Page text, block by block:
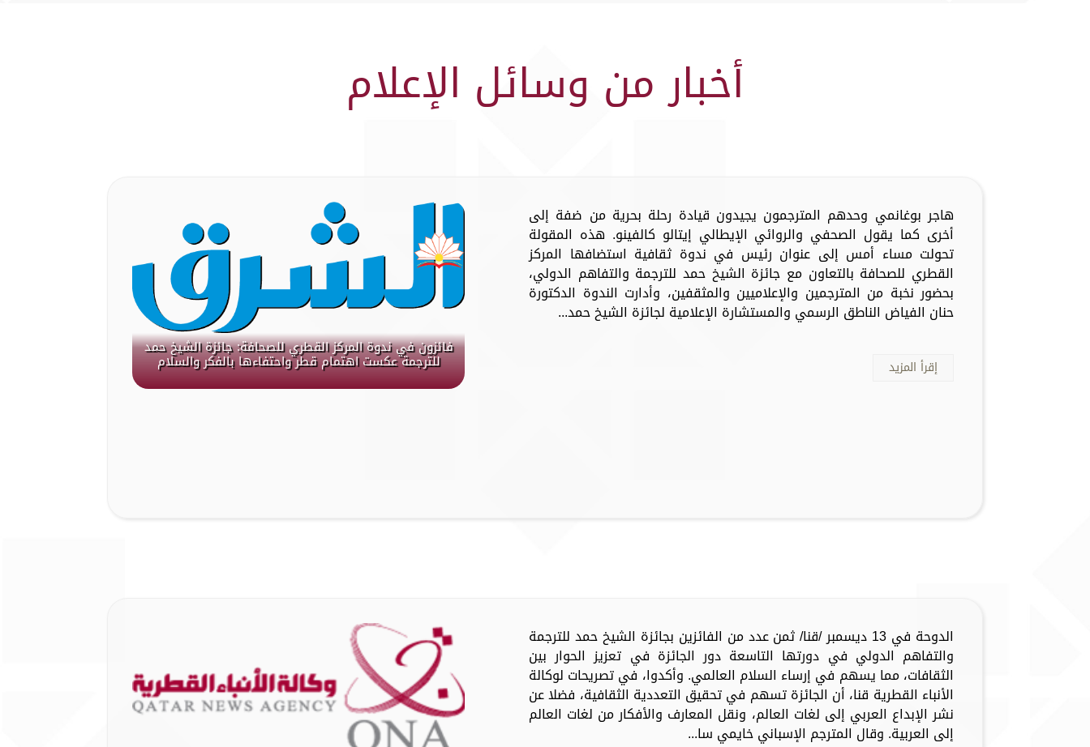
أخبار من وسائل الإعلام
فائزون في ندوة المركز القطري للصحافة: جائزة الشيخ حمد
للترجمة عكست اهتمام قطر واحتفاءها بالفكر والسلام
هاجر بوغانمي وحدهم المترجمون يجيدون قيادة رحلة بحرية من ضفة إلى
أخرى كما يقول الصحفي والروائي الإيطالي إيتالو كالفينو. هذه المقولة
تحولت مساء أمس إلى عنوان رئيس في ندوة ثقافية استضافها المركز
القطري للصحافة بالتعاون مع جائزة الشيخ حمد للترجمة والتفاهم الدولي،
بحضور نخبة من المترجمين والإعلاميين والمثقفين، وأدارت الندوة الدكتورة
حنان الفياض الناطق الرسمي والمستشارة الإعلامية لجائزة الشيخ حمد...
إقرأ المزيد
الدوحة في 13 ديسمبر /قنا/ ثمن عدد من الفائزين بجائزة الشيخ حمد للترجمة
والتفاهم الدولي في دورتها التاسعة دور الجائزة في تعزيز الحوار بين
الثقافات، مما يسهم في إرساء السلام العالمي. وأكدوا، في تصريحات لوكالة
الأنباء القطرية قنا، أن الجائزة تسهم في تحقيق التعددية الثقافية، فضلا عن
نشر الإبداع العربي إلى لغات العالم، ونقل المعارف والأفكار من لغات العالم
إلى العربية. وقال المترجم الإسباني خايمي سا...